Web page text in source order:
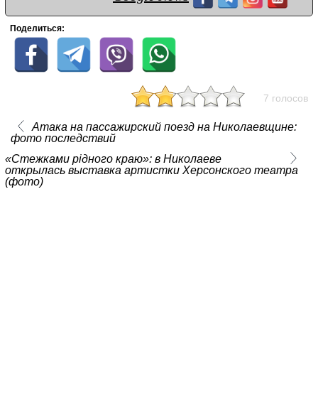
Поделиться:
7 голосов
Атака на пассажирский поезд на Николаевщине:
фото последствий
«Стежками рідного краю»: в Николаеве
открылась выставка артистки Херсонского театра
(фото)